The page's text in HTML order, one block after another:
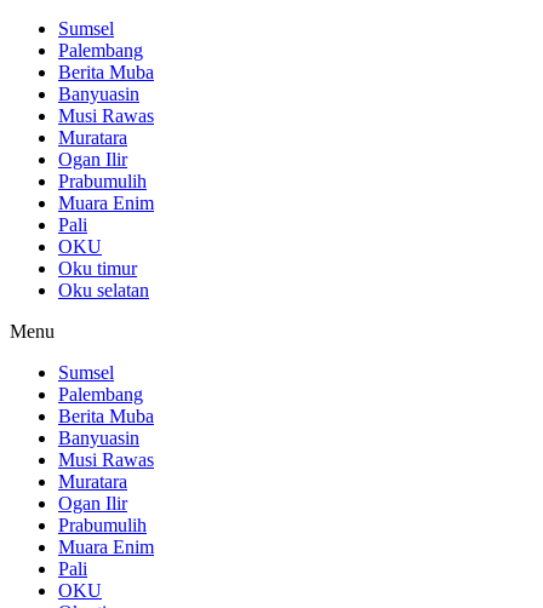
Sumsel
Palembang
Berita Muba
Banyuasin
Musi Rawas
Muratara
Ogan Ilir
Prabumulih
Muara Enim
Pali
OKU
Oku timur
Oku selatan
Menu
Sumsel
Palembang
Berita Muba
Banyuasin
Musi Rawas
Muratara
Ogan Ilir
Prabumulih
Muara Enim
Pali
OKU